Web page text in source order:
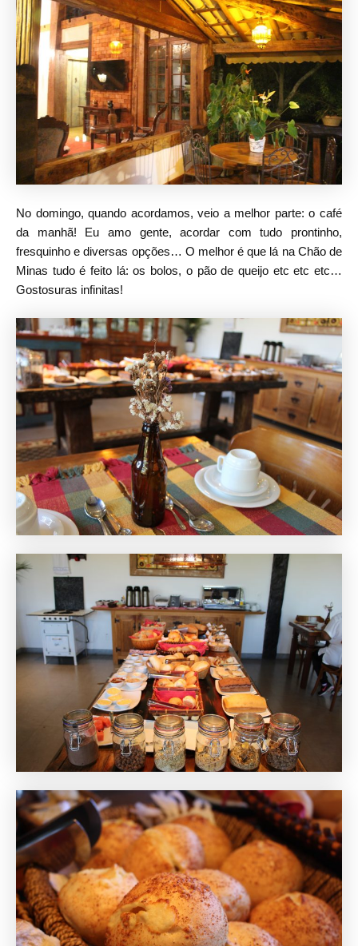
No domingo, quando acordamos, veio a melhor parte: o café
da manhã! Eu amo gente, acordar com tudo prontinho,
fresquinho e diversas opções… O melhor é que lá na Chão de
Minas tudo é feito lá: os bolos, o pão de queijo etc etc etc…
Gostosuras infinitas!